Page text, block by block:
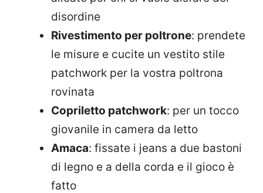
disordine
Rivestimento per poltrone: prendete
le misure e cucite un vestito stile
patchwork per la vostra poltrona
rovinata
Copriletto patchwork: per un tocco
giovanile in camera da letto
Amaca: fissate i jeans a due bastoni
di legno e a della corda e il gioco è
fatto